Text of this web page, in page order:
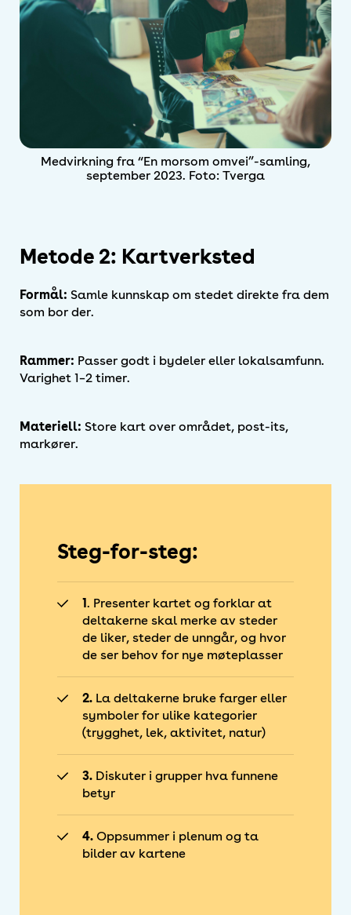
Medvirkning fra “En morsom omvei”-samling,
september 2023. Foto: Tverga
Metode 2: Kartverksted
Formål: Samle kunnskap om stedet direkte fra dem
som bor der.
Rammer: Passer godt i bydeler eller lokalsamfunn.
Varighet 1–2 timer.
Materiell: Store kart over området, post-its,
markører.
Steg-for-steg:
1. Presenter kartet og forklar at
deltakerne skal merke av steder
de liker, steder de unngår, og hvor
de ser behov for nye møteplasser
2. La deltakerne bruke farger eller
symboler for ulike kategorier
(trygghet, lek, aktivitet, natur)
3. Diskuter i grupper hva funnene
betyr
4. Oppsummer i plenum og ta
bilder av kartene